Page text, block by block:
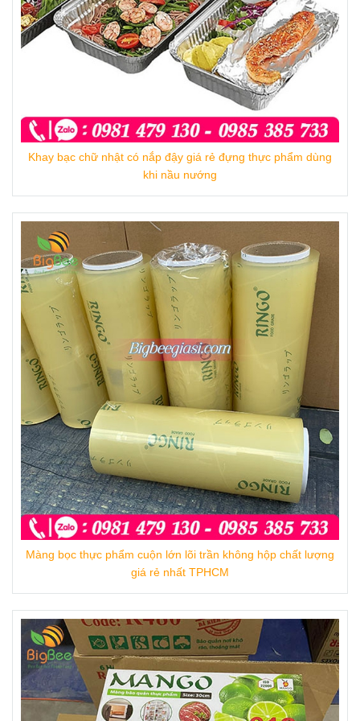
Đóng gói:1 cuộn 1 hộp, 24 hộp/ thùng
Hạn sử dụng:3 Năm
Sử dụng được trong lò vi sóng
Sản phẩm đạt chuẩn vệ sinh an toàn thực
phẩm.
Màng bọc thực phẩm mango ST50X30 cm thùng 24
hộp
Khay bạc chữ nhật có nắp đậy giá rẻ đựng thực phẩm dùng
khi nầu nướng
Màng bọc thực phẩm cuộn lớn lõi trần không hộp chất lượng
giá rẻ nhất TPHCM